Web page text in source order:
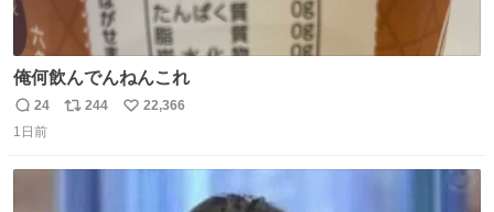
俺何飲んでんねんこれ
返
信
24
リ
244
い
22,366
1日前